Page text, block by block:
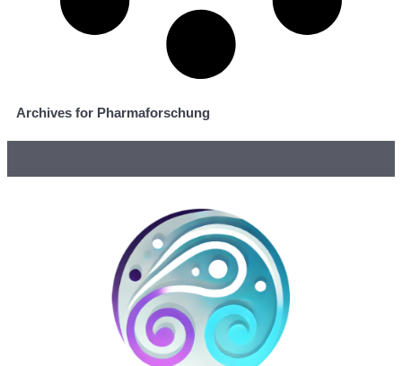
Archives for Pharmaforschung